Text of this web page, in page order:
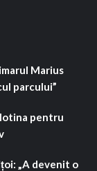
Marius
parcului”
pentru
„A devenit o